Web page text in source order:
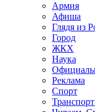
Армия
Афиша
Глядя из
Город
ЖКХ
Наука
Реклама
Спорт